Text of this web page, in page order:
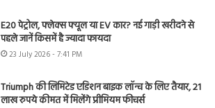
E20 पेट्रोल, फ्लेक्स फ्यूल या EV कार? नई गाड़ी खरीदने से
पहले जानें किसमें है ज्यादा फायदा
23 July 2026 - 7:41 PM
Triumph की लिमिटेड एडिशन बाइक लॉन्च के लिए तैयार, 21
लाख रुपये कीमत में मिलेंगे प्रीमियम फीचर्स